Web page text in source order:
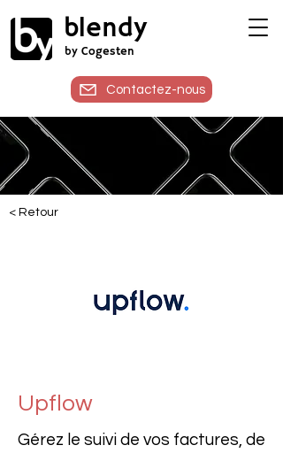
blendy
by Cogesten
Contactez-nous
< Retour
Upflow
Gérez le suivi de vos factures, de